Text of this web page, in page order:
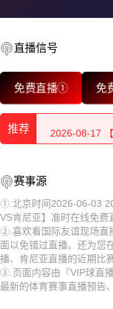
直播信号
免费直播① 免
推荐
2026-08-17
2026-08-17
2026-08-17
2026-08-17
2026-08-17
2026-08-17
2026-08-17
2026-08-17
赛事源
①.北京时间2026-06-03
VS肯尼亚】准时在线免费
②.喜欢看国际友谊现场直
面以免错过直播。还为您
播、肯尼亚直播的近期比
③.页面内容由『VIP球直
最新的体育赛事直播预告